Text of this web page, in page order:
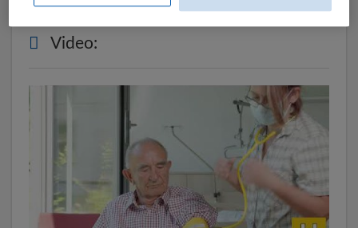
Video: